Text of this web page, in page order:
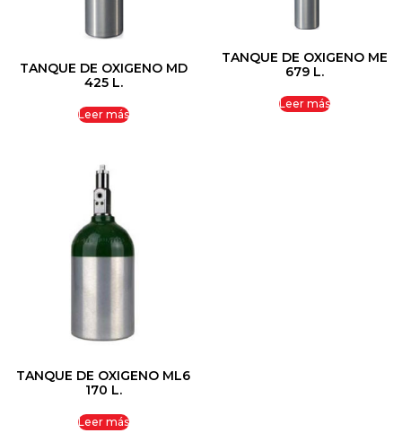
TANQUE DE OXIGENO MD
425 L.
Leer más
TANQUE DE OXIGENO ME
679 L.
Leer más
TANQUE DE OXIGENO ML6
170 L.
Leer más